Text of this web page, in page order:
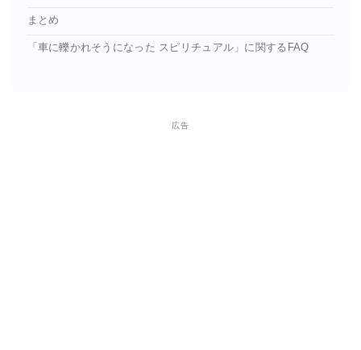
まとめ
「車に轢かれそうになった スピリチュアル」に関するFAQ
広告